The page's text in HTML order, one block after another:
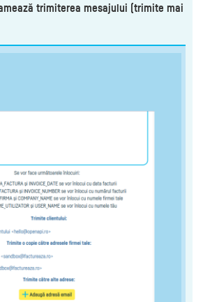
trimiterea mesajului (trimite mai